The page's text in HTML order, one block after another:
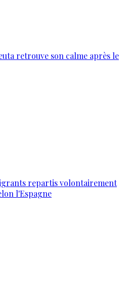
retrouve son calme après le
repartis volontairement
l'Espagne